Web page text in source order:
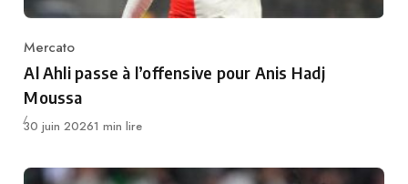
Category
Mercato
Al Ahli passe à l’offensive pour Anis Hadj
Moussa
Publié
30 juin 20261 min lire